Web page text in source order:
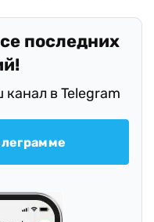
последних
в Telegram